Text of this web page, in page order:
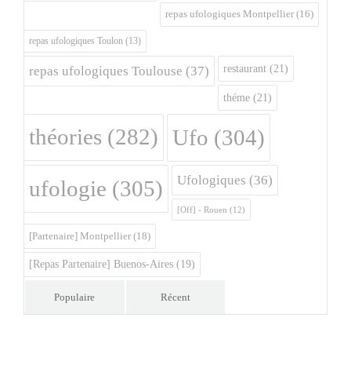
repas ufologiques Montpellier (16)
repas ufologiques Toulon (13)
repas ufologiques Toulouse (37) restaurant (21)
théme (21)
théories (282) Ufo (304)
ufologie (305) Ufologiques (36)
[Off] - Rouen (12)
[Partenaire] Montpellier (18)
[Repas Partenaire] Buenos-Aires (19)
Populaire Récent